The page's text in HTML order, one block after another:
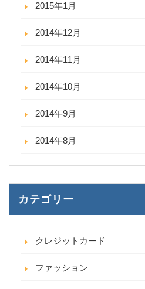
2015年1月
2014年12月
2014年11月
2014年10月
2014年9月
2014年8月
カテゴリー
クレジットカード
ファッション